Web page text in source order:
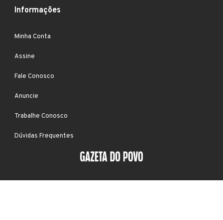
Informações
Minha Conta
Assine
Fale Conosco
Anuncie
Trabalhe Conosco
Dúvidas Frequentes